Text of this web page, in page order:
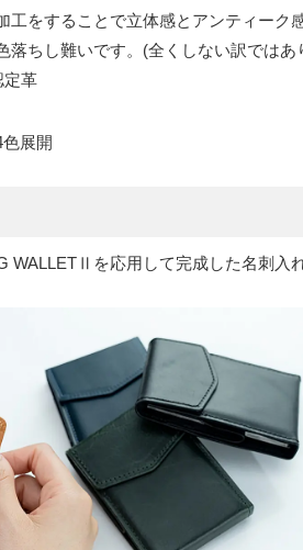
をすることで立体感とアンティーク
ちし難いです。(全くしない訳ではあ
定革
展開
WALLETⅡを応用して完成した名刺入